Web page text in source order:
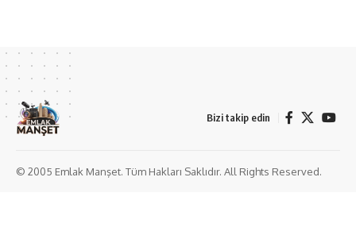
Bizi takip edin
© 2005 Emlak Manşet. Tüm Hakları Saklıdır. All Rights Reserved.